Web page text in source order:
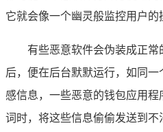
它就会像一个幽灵般监控用户的
有些恶意软件会伪装成正
后，便在后台默默运行，如同
感信息，一些恶意的钱包应用
词时，将这些信息偷偷发送到